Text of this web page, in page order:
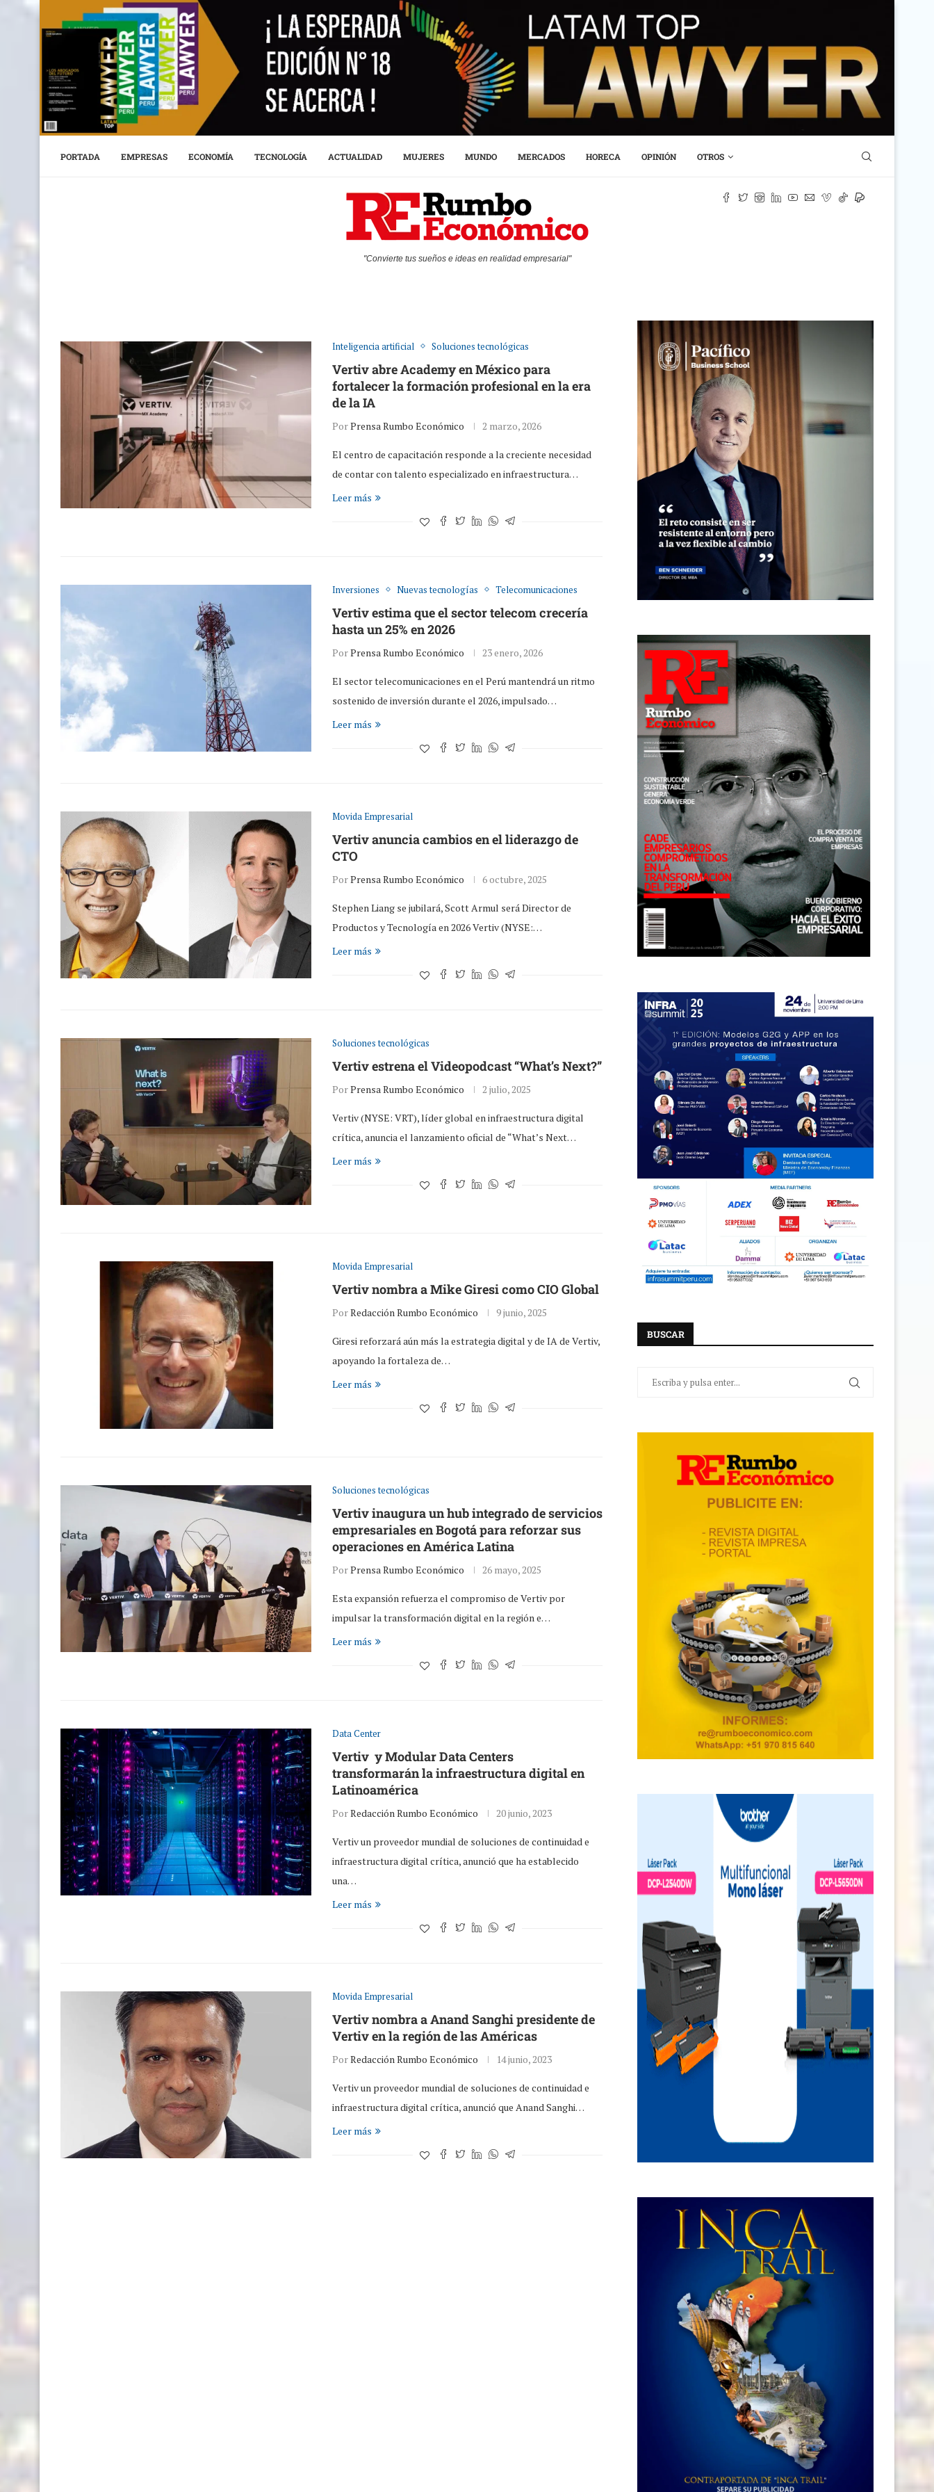
PORTADA EMPRESAS ECONOMÍA TECNOLOGÍA ACTUALIDAD MUJERES MUNDO MERCADOS HORECA OPINIÓN OTROS
"Convierte tus sueños e ideas en realidad empresarial"
Inteligencia artificial Soluciones tecnológicas
Vertiv abre Academy en México para
fortalecer la formación profesional en la era
de la IA
PorPrensa Rumbo Económico 2 marzo, 2026
El centro de capacitación responde a la creciente necesidad
de contar con talento especializado en infraestructura…
Leer más
Inversiones Nuevas tecnologías Telecomunicaciones
Vertiv estima que el sector telecom crecería
hasta un 25% en 2026
PorPrensa Rumbo Económico 23 enero, 2026
El sector telecomunicaciones en el Perú mantendrá un ritmo
sostenido de inversión durante el 2026, impulsado…
Leer más
Movida Empresarial
Vertiv anuncia cambios en el liderazgo de
CTO
PorPrensa Rumbo Económico 6 octubre, 2025
Stephen Liang se jubilará, Scott Armul será Director de
Productos y Tecnología en 2026 Vertiv (NYSE:…
Leer más
Soluciones tecnológicas
Vertiv estrena el Videopodcast “What’s Next?”
PorPrensa Rumbo Económico 2 julio, 2025
Vertiv (NYSE: VRT), líder global en infraestructura digital
crítica, anuncia el lanzamiento oficial de “What’s Next…
Leer más
Movida Empresarial
Vertiv nombra a Mike Giresi como CIO Global
PorRedacción Rumbo Económico 9 junio, 2025
Giresi reforzará aún más la estrategia digital y de IA de Vertiv,
apoyando la fortaleza de…
Leer más
Soluciones tecnológicas
Vertiv inaugura un hub integrado de servicios
empresariales en Bogotá para reforzar sus
operaciones en América Latina
PorPrensa Rumbo Económico 26 mayo, 2025
Esta expansión refuerza el compromiso de Vertiv por
impulsar la transformación digital en la región e…
Leer más
Data Center
Vertiv y Modular Data Centers
transformarán la infraestructura digital en
Latinoamérica
PorRedacción Rumbo Económico 20 junio, 2023
Vertiv un proveedor mundial de soluciones de continuidad e
infraestructura digital crítica, anunció que ha establecido
una…
Leer más
Movida Empresarial
Vertiv nombra a Anand Sanghi presidente de
Vertiv en la región de las Américas
PorRedacción Rumbo Económico 14 junio, 2023
Vertiv un proveedor mundial de soluciones de continuidad e
infraestructura digital crítica, anunció que Anand Sanghi…
Leer más
BUSCAR